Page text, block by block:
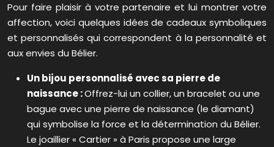
Pour faire plaisir à votre partenaire et lui montrer votre
affection, voici quelques idées de cadeaux symboliques
et personnalisés qui correspondent à la personnalité et
aux envies du Bélier.
Un bijou personnalisé avec sa pierre de
naissance :Offrez-lui un collier, un bracelet ou une
bague avec une pierre de naissance (le diamant)
qui symbolise la force et la détermination du Bélier.
Le joaillier « Cartier » à Paris propose une large